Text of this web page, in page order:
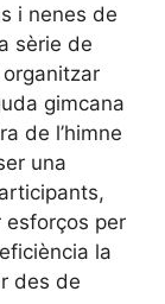
i nenes de
sèrie de
organitzar
gimcana
de l’himne
una
per
la
des de